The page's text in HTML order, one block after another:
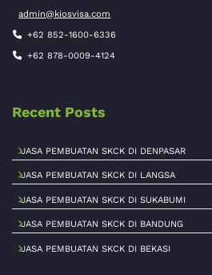
admin@kiosvisa.com
+62 852-1600-6336
+62 878-0009-4124
Recent Posts
JASA PEMBUATAN SKCK DI DENPASAR
JASA PEMBUATAN SKCK DI LANGSA
JASA PEMBUATAN SKCK DI SUKABUMI
JASA PEMBUATAN SKCK DI BANDUNG
JASA PEMBUATAN SKCK DI BEKASI